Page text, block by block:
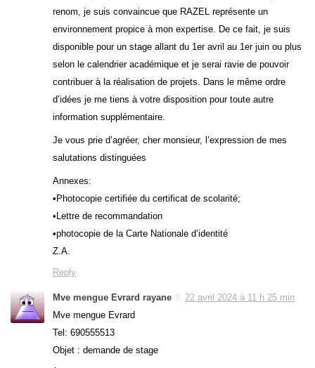
renom, je suis convaincue que RAZEL représente un
environnement propice à mon expertise. De ce fait, je suis
disponible pour un stage allant du 1er avril au 1er juin ou plus
selon le calendrier académique et je serai ravie de pouvoir
contribuer à la réalisation de projets. Dans le même ordre
d’idées je me tiens à votre disposition pour toute autre
information supplémentaire.
Je vous prie d’agréer, cher monsieur, l’expression de mes
salutations distinguées
Annexes:
•Photocopie certifiée du certificat de scolarité;
•Lettre de recommandation
•photocopie de la Carte Nationale d’identité
Z.A.
Reply
Mve mengue Evrard rayane
22 avril 2024 à 11 h 25 min
Mve mengue Evrard
Tel: 690555513
Objet : demande de stage